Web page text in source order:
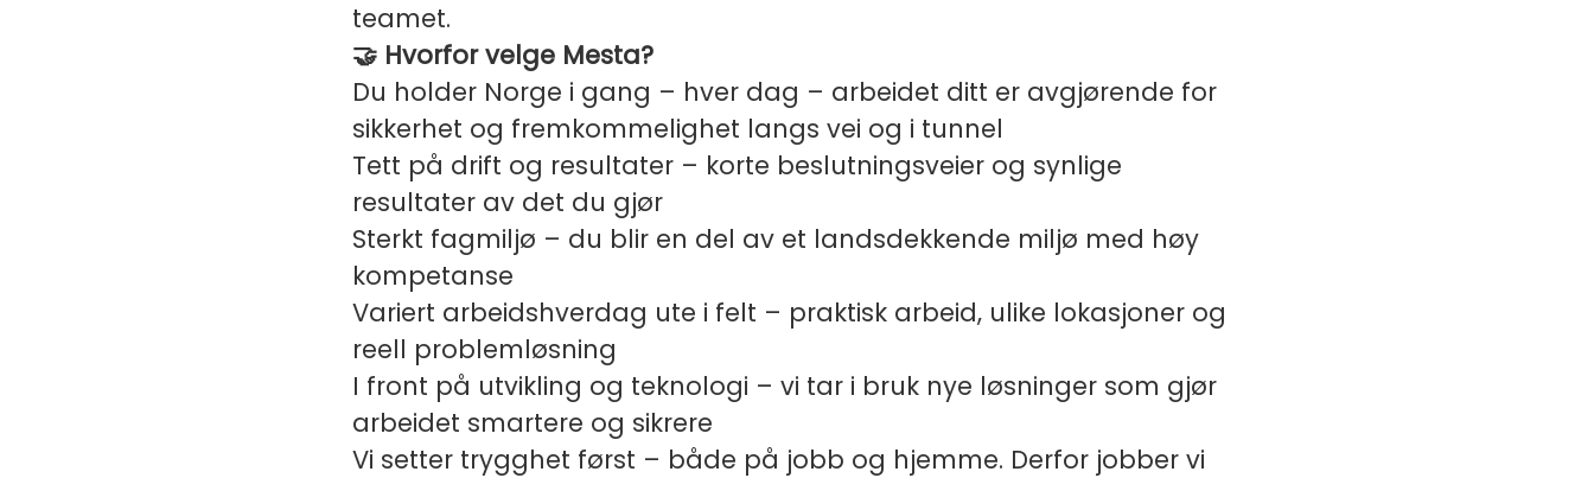
teamet.
🤝 Hvorfor velge Mesta?
Du holder Norge i gang – hver dag – arbeidet ditt er avgjørende for
sikkerhet og fremkommelighet langs vei og i tunnel
Tett på drift og resultater – korte beslutningsveier og synlige
resultater av det du gjør
Sterkt fagmiljø – du blir en del av et landsdekkende miljø med høy
kompetanse
Variert arbeidshverdag ute i felt – praktisk arbeid, ulike lokasjoner og
reell problemløsning
I front på utvikling og teknologi – vi tar i bruk nye løsninger som gjør
arbeidet smartere og sikrere
Vi setter trygghet først – både på jobb og hjemme. Derfor jobber vi